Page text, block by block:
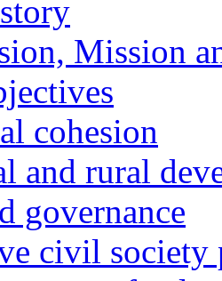
Mission
cohesion
and rural
governance
civil society